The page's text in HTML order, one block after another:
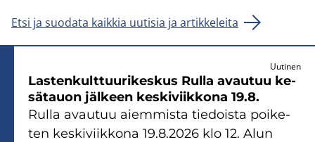
Etsi ja suodata kaikkia uutisia ja artikkeleita
Uutinen
Las­ten­kult­tuu­ri­kes­kus Rulla avau­tuu ke­
sä­tauon jäl­keen kes­ki­viik­ko­na 19.8.
Rulla avau­tuu ai­em­mis­ta tie­dois­ta poi­ke­
ten kes­ki­viik­ko­na 19.8.2026 klo 12. Alun